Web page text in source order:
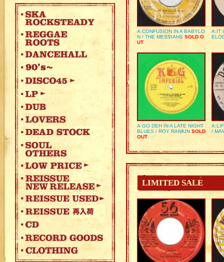
A:CONFUSION IN A BABYLO
N / THE MESSIAHS SOLD O
UT
A:IT
A:GO DEH IN A LATE NIGHT
BLUES / ROY RANKIN SOLD
OUT
/
LIMITED SALE